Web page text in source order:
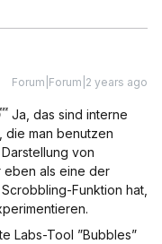
Forum|Forum|2 years ago
Ja, das sind interne
die man benutzen
von
eben als eine der
Funktion hat,
Labs-Tool ”Bubbles”